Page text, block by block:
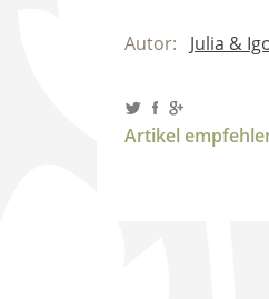
Autor: Julia &
Artikel